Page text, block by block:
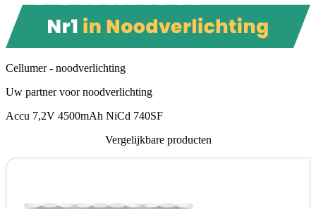
Cellumer - noodverlichting
Uw partner voor noodverlichting
Accu 7,2V 4500mAh NiCd 740SF
Vergelijkbare producten